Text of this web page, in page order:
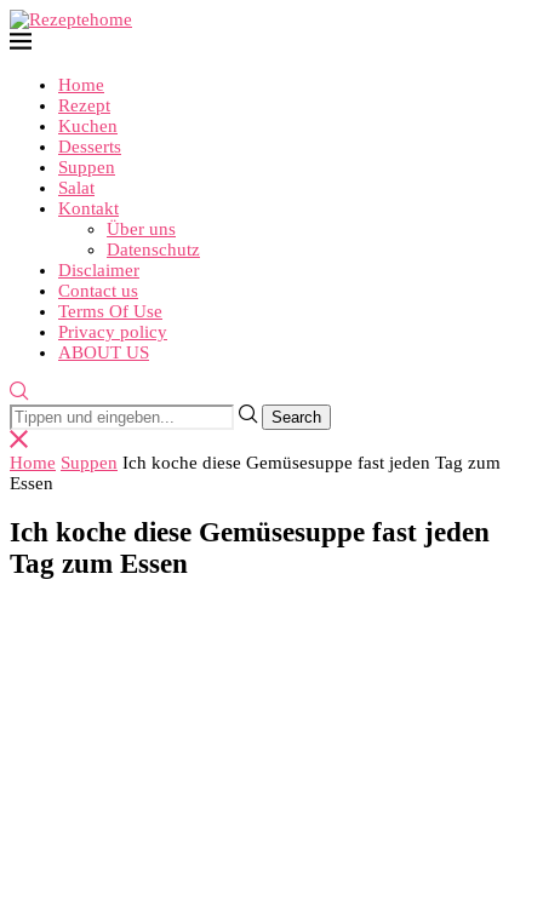
Home
Rezept
Kuchen
Desserts
Suppen
Salat
Kontakt
Über uns
Datenschutz
Disclaimer
Contact us
Terms Of Use
Privacy policy
ABOUT US
Home Suppen Ich koche diese Gemüsesuppe fast jeden Tag zum
Essen
Ich koche diese Gemüsesuppe fast jeden
Tag zum Essen